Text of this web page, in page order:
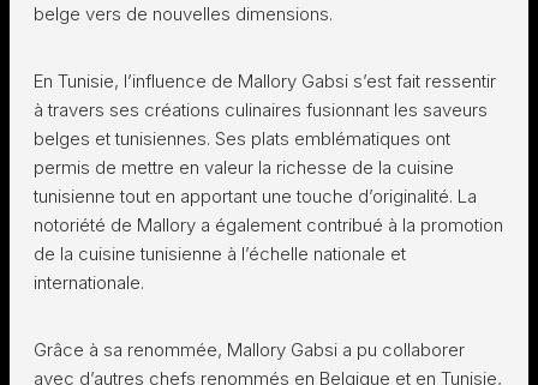
belge vers de nouvelles dimensions.
En Tunisie, l’influence de Mallory Gabsi s’est fait ressentir
à travers ses créations culinaires fusionnant les saveurs
belges et tunisiennes. Ses plats emblématiques ont
permis de mettre en valeur la richesse de la cuisine
tunisienne tout en apportant une touche d’originalité. La
notoriété de Mallory a également contribué à la promotion
de la cuisine tunisienne à l’échelle nationale et
internationale.
Grâce à sa renommée, Mallory Gabsi a pu collaborer
avec d’autres chefs renommés en Belgique et en Tunisie,